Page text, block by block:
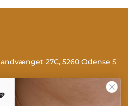
27C, 5260 Odense S